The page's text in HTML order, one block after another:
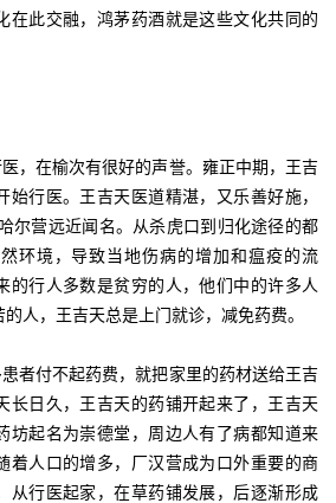
在此交融，鸿茅药酒就是这些文化共同的
在榆次有很好的声誉。雍正中期，王吉
始行医。王吉天医道精湛，又乐善好施，
尔营远近闻名。从杀虎口到归化途径的都
环境，导致当地伤病的增加和瘟疫的流
的行人多数是贫穷的人，他们中的许多人
人，王吉天总是上门就诊，减免药费。
付不起药费，就把家里的药材送给王吉
长日久，王吉天的药铺开起来了，王吉天
坊起名为崇德堂，周边人有了病都知道来
着人口的增多，厂汉营成为口外重要的商
从行医起家，在草药铺发展，后逐渐形成